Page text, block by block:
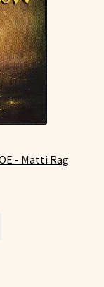
- Matti Rag